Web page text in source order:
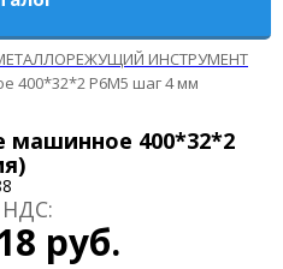
ИНСТРУМЕНТ
400*32*2 Р6М5 шаг 4 мм
машинное 400*32*2
руб.